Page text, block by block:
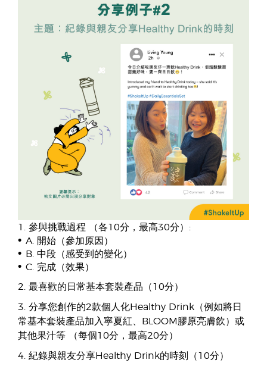
1. 參與挑戰過程 （各10分，最高30分）:
• A. 開始（參加原因）
• B. 中段（感受到的變化）
• C. 完成（效果）
2. 最喜歡的日常基本套裝產品（10分）
3. 分享您創作的2款個人化Healthy Drink（例如將日
常基本套裝產品加入寧夏紅、BLOOM膠原亮膚飲）或
其他果汁等 （每個10分，最高20分）
4. 紀錄與親友分享Healthy Drink的時刻（10分）